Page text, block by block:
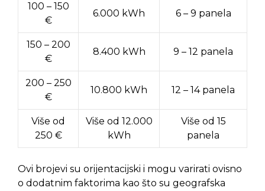
100 – 150
€
6.000 kWh 6 – 9 panela
150 – 200
€
8.400 kWh 9 – 12 panela
200 – 250
€
10.800 kWh 12 – 14 panela
Više od
250 €
Više od 12.000
kWh
Više od 15
panela
Ovi brojevi su orijentacijski i mogu varirati ovisno
o dodatnim faktorima kao što su geografska